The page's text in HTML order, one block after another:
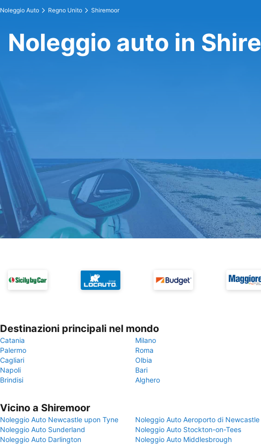
Noleggio Auto Regno Unito Shiremoor
Noleggio auto in
Destinazioni principali nel mondo
Catania
Milano
Palermo
Roma
Cagliari
Olbia
Napoli
Bari
Brindisi
Alghero
Vicino a Shiremoor
Noleggio Auto Newcastle upon Tyne
Noleggio Auto Aeroporto di Newcastle
Noleggio Auto Sunderland
Noleggio Auto Stockton-on-Tees
Noleggio Auto Darlington
Noleggio Auto Middlesbrough